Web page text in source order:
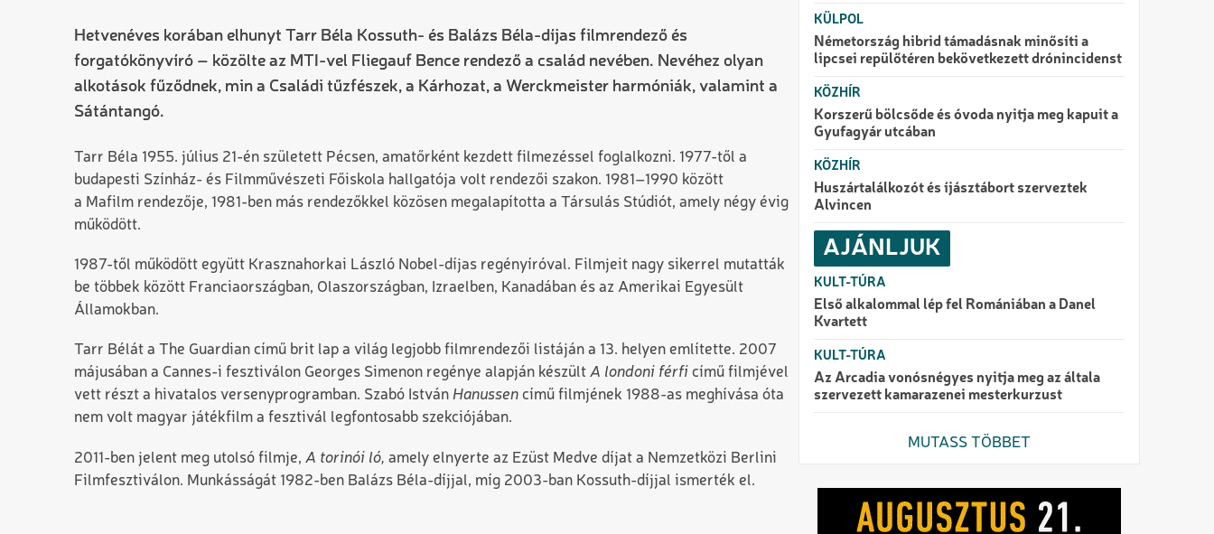
Hetvenéves korában elhunyt Tarr Béla Kossuth- és Balázs Béla-díjas filmrendező és
forgatókönyvíró – közölte az MTI-vel Fliegauf Bence rendező a család nevében. Nevéhez olyan
alkotások fűződnek, min a Családi tűzfészek, a Kárhozat, a Werckmeister harmóniák, valamint a
Sátántangó.
Tarr Béla 1955. július 21-én született Pécsen, amatőrként kezdett filmezéssel foglalkozni. 1977-től a
budapesti Színház- és Filmművészeti Főiskola hallgatója volt rendezői szakon. 1981–1990 között
a Mafilm rendezője, 1981-ben más rendezőkkel közösen megalapította a Társulás Stúdiót, amely négy évig
működött.
1987-től működött együtt Krasznahorkai László Nobel-díjas regényíróval. Filmjeit nagy sikerrel mutatták
be többek között Franciaországban, Olaszországban, Izraelben, Kanadában és az Amerikai Egyesült
Államokban.
Tarr Bélát a The Guardian című brit lap a világ legjobb filmrendezői listáján a 13. helyen említette. 2007
májusában a Cannes-i fesztiválon Georges Simenon regénye alapján készült A londoni férfi című filmjével
vett részt a hivatalos versenyprogramban. Szabó István Hanussen című filmjének 1988-as meghívása óta
nem volt magyar játékfilm a fesztivál legfontosabb szekciójában.
2011-ben jelent meg utolsó filmje, A torinói ló, amely elnyerte az Ezüst Medve díjat a Nemzetközi Berlini
Filmfesztiválon. Munkásságát 1982-ben Balázs Béla-díjjal, míg 2003-ban Kossuth-díjjal ismerték el.
KÜLPOL
Németország hibrid támadásnak minősíti a
lipcsei repülőtéren bekövetkezett drónincidenst
KÖZHÍR
Korszerű bölcsőde és óvoda nyitja meg kapuit a
Gyufagyár utcában
KÖZHÍR
Huszártalálkozót és íjásztábort szerveztek
Alvincen
AJÁNLJUK
KULT-TÚRA
Első alkalommal lép fel Romániában a Danel
Kvartett
KULT-TÚRA
Az Arcadia vonósnégyes nyitja meg az általa
szervezett kamarazenei mesterkurzust
MUTASS TÖBBET